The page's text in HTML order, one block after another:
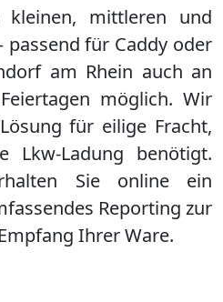
kleinen, mittleren und
passend für Caddy oder
am Rhein auch an
möglich. Wir
für eilige Fracht,
Lkw-Ladung benötigt.
Sie online ein
Reporting zur
Ihrer Ware.